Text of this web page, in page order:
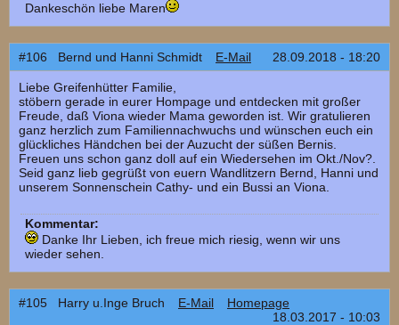
Dankeschön liebe Maren
#106 Bernd und Hanni Schmidt E-Mail 28.09.2018 - 18:20
Liebe Greifenhütter Familie,
stöbern gerade in eurer Hompage und entdecken mit großer
Freude, daß Viona wieder Mama geworden ist. Wir gratulieren
ganz herzlich zum Familiennachwuchs und wünschen euch ein
glückliches Händchen bei der Auzucht der süßen Bernis.
Freuen uns schon ganz doll auf ein Wiedersehen im Okt./Nov?.
Seid ganz lieb gegrüßt von euern Wandlitzern Bernd, Hanni und
unserem Sonnenschein Cathy- und ein Bussi an Viona.
Kommentar:
Danke Ihr Lieben, ich freue mich riesig, wenn wir uns
wieder sehen.
#105 Harry u.Inge Bruch E-Mail
Homepage
18.03.2017 - 10:03